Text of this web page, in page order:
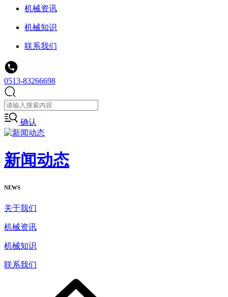
机械资讯
机械知识
联系我们
0513-83266698
确认
新闻动态
NEWS
关于我们
机械资讯
机械知识
联系我们